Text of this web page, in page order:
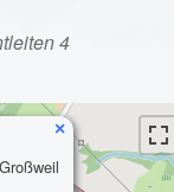
4
×